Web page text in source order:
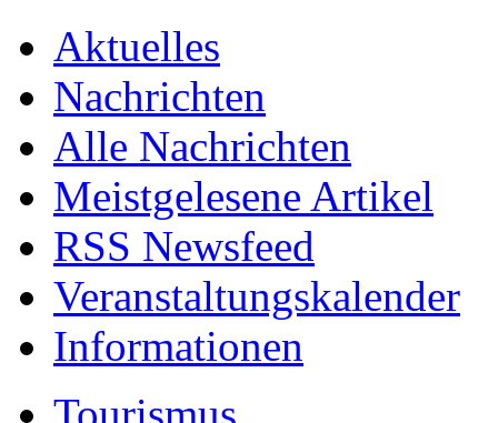
Aktuelles
Nachrichten
Alle Nachrichten
Meistgelesene Artikel
RSS Newsfeed
Veranstaltungskalender
Informationen
Tourismus